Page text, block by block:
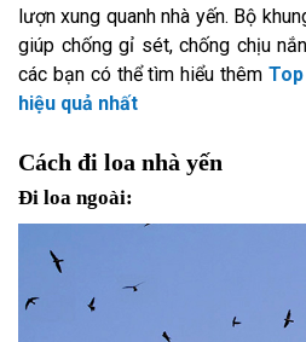
lượn xung quanh nhà yến. Bộ
giúp chống gỉ sét, chống chịu
các bạn có thể tìm hiểu thêm
hiệu quả nhất
Cách đi loa nhà yến
Đi loa ngoài: